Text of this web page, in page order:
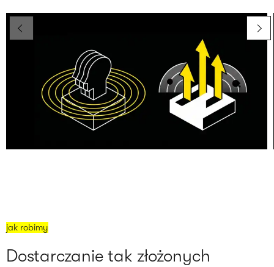
jak robimy
Dostarczanie tak złożonych